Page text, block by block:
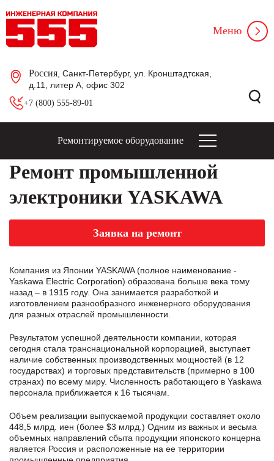
Россия , Санкт-Петербург, ул. Кронштадтская,
д.11, литер А, офис 302
+7 (800) 555-89-01
Меню
Ремонтируемое оборудование
Ремонт промышленной
электроники YASKAWA
Заявка на ремонт
Компания из Японии YASKAWA (полное наименование -
Yaskawa Electric Corporation) образована больше века тому
назад – в 1915 году. Она занимается разработкой и
изготовлением разнообразного инженерного оборудования
для разных отраслей промышленности.
Результатом успешной деятельности компании, которая
сегодня стала транснациональной корпорацией, выступает
наличие собственных производственных мощностей (в 12
государствах) и торговых представительств (примерно в 100
странах) по всему миру. Численность работающего в Yaskawa
персонала приближается к 16 тысячам.
Объем реализации выпускаемой продукции составляет около
448,5 млрд. иен (более $3 млрд.) Одним из важных и весьма
объемных направлений сбыта продукции японского концерна
является Россия и расположенные на ее территории